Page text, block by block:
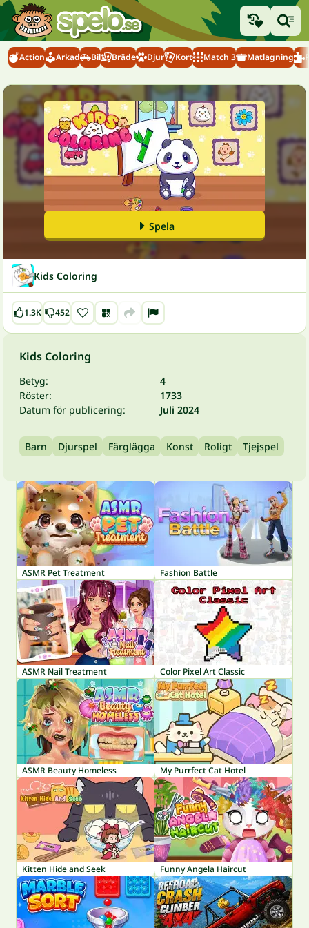
Action Arkad Bil Bräde Djur Kort Match 3 Matlagning
Spela
Kids Coloring
1.3K 452
Kids Coloring
Betyg:
4
Röster:
1733
Datum för publicering:
Juli 2024
Barn Djurspel Färglägga Konst Roligt Tjejspel
ASMR Pet Treatment Fashion Battle
ASMR Nail Treatment Color Pixel Art Classic
ASMR Beauty Homeless My Purrfect Cat Hotel
Kitten Hide and Seek Funny Angela Haircut